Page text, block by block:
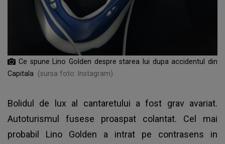
Ce spune Lino Golden despre starea lui dupa accidentul din
Capitala
(sursa foto: Instagram)
Bolidul de lux al cantaretului a fost grav avariat.
Autoturismul fusese proaspat colantat. Cel mai
probabil Lino Golden a intrat pe contrasens in